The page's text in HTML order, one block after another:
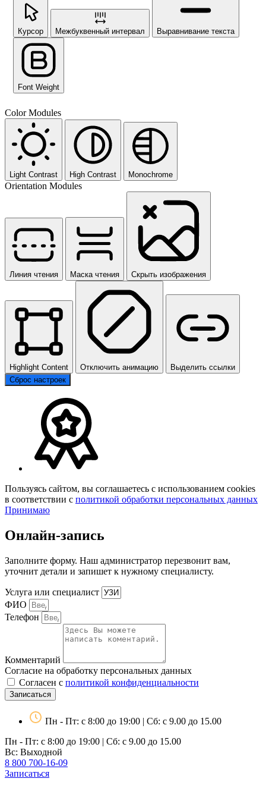
Курсор Межбуквенный интервал Выравнивание текста
Font Weight
Color Modules
Light Contrast High Contrast Monochrome
Orientation Modules
Линия чтения Маска чтения Скрыть изображения
Highlight Content Отключить анимацию
Выделить ссылки
Сброс настроек
Пользуясь сайтом, вы соглашаетесь с использованием cookies
в соответствии с политикой обработки персональных данных
Принимаю
Онлайн-запись
Заполните форму. Наш администратор перезвонит вам,
уточнит детали и запишет к нужному специалисту.
Услуга или специалист
ФИО
Телефон
Комментарий
Согласие на обработку персональных данных
Согласен с политикой конфиденциальности
Записаться
Пн - Пт: с 8:00 до 19:00 | Сб: с 9.00 до 15.00
Пн - Пт: с 8:00 до 19:00 | Сб: с 9.00 до 15.00
Вс: Выходной
8 800 700-16-09
Записаться